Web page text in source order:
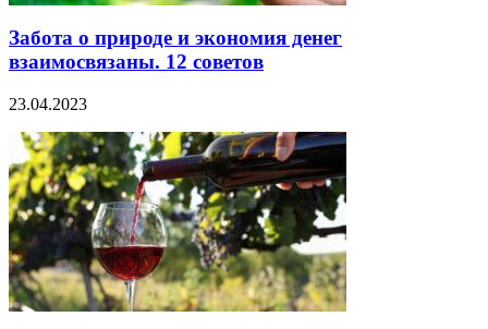
Забота о природе и экономия денег
взаимосвязаны. 12 советов
23.04.2023